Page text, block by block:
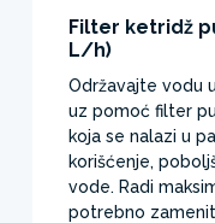
Filter ketridž
L/h)
Održavajte vodu
uz pomoć filter
koja se nalazi u
korišćenje,
vode. Radi
potrebno